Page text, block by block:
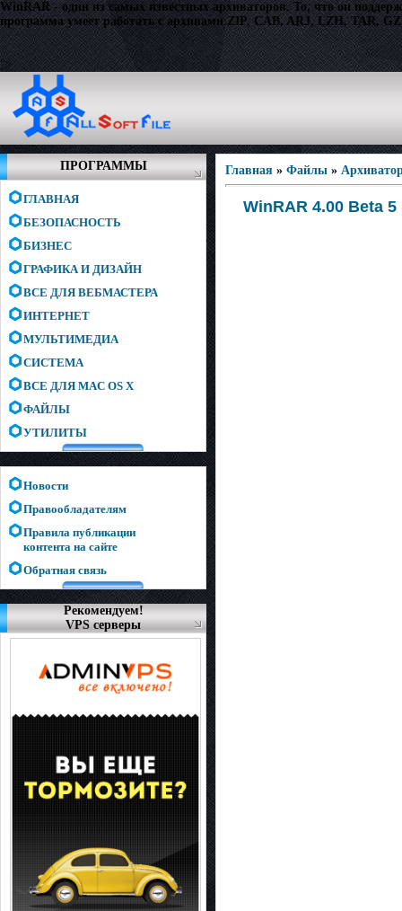
WinRAR - один из самых известных архиваторов. То, что он
программа умеет работать с архивами ZIP, CAB, ARJ, LZH, TAR,
">
ПРОГРАММЫ
ГЛАВНАЯ
БЕЗОПАСНОСТЬ
БИЗНЕС
ГРАФИКА И ДИЗАЙН
ВСЕ ДЛЯ ВЕБМАСТЕРА
ИНТЕРНЕТ
МУЛЬТИМЕДИА
СИСТЕМА
ВСЕ ДЛЯ MAC OS X
ФАЙЛЫ
УТИЛИТЫ
Новости
Правообладателям
Правила публикации
контента на сайте
Обратная связь
Рекомендуем!
VPS серверы
Главная » Файлы »
WinRAR 4.00 Beta 5